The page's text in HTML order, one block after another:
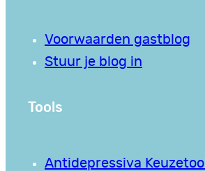
Voorwaarden gastblog
Stuur je blog in
Tools
Antidepressiva Keuzetool